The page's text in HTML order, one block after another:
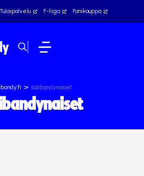
Tulospalvelu F-liiga Fanikauppa
> salibandynaiset